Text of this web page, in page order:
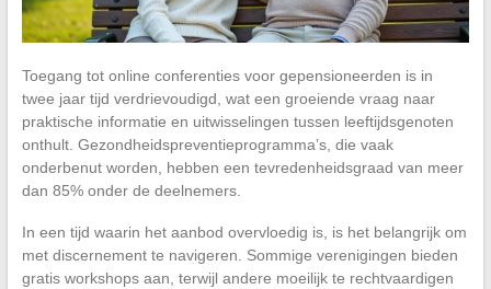
Toegang tot online conferenties voor gepensioneerden is in
twee jaar tijd verdrievoudigd, wat een groeiende vraag naar
praktische informatie en uitwisselingen tussen leeftijdsgenoten
onthult. Gezondheidspreventieprogramma’s, die vaak
onderbenut worden, hebben een tevredenheidsgraad van meer
dan 85% onder de deelnemers.
In een tijd waarin het aanbod overvloedig is, is het belangrijk om
met discernement te navigeren. Sommige verenigingen bieden
gratis workshops aan, terwijl andere moeilijk te rechtvaardigen